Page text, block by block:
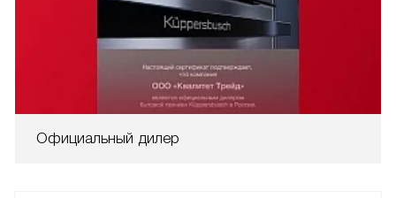
Официальный дилер